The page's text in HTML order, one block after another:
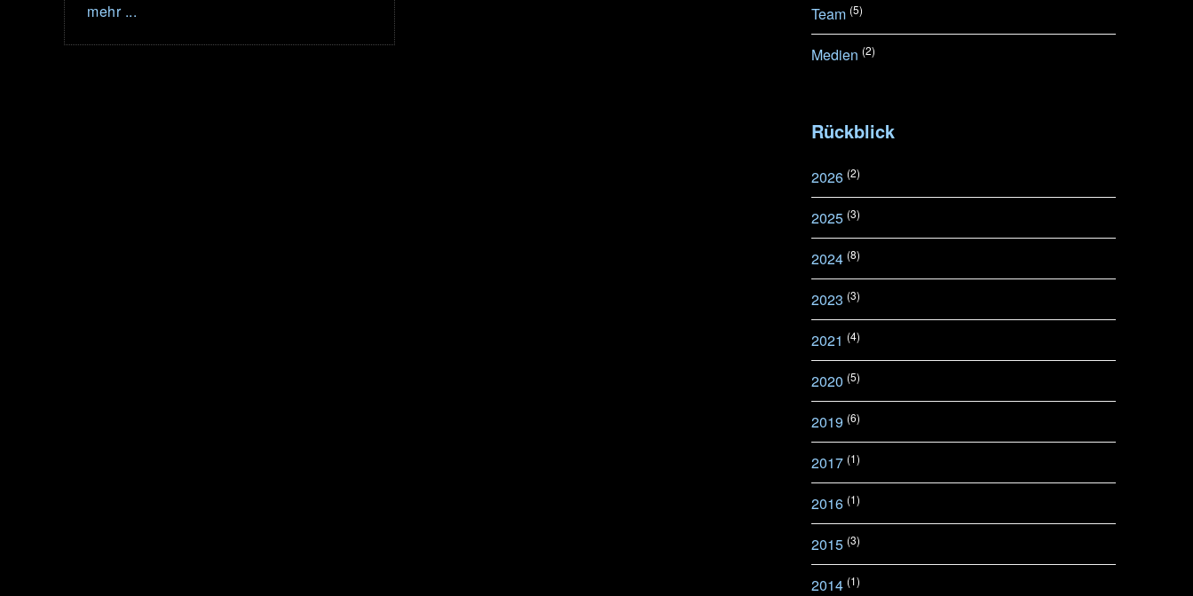
mehr ... Team (5)
Medien (2)
Rückblick
2026 (2)
2025 (3)
2024 (8)
2023 (3)
2021 (4)
2020 (5)
2019 (6)
2017 (1)
2016 (1)
2015 (3)
2014 (1)